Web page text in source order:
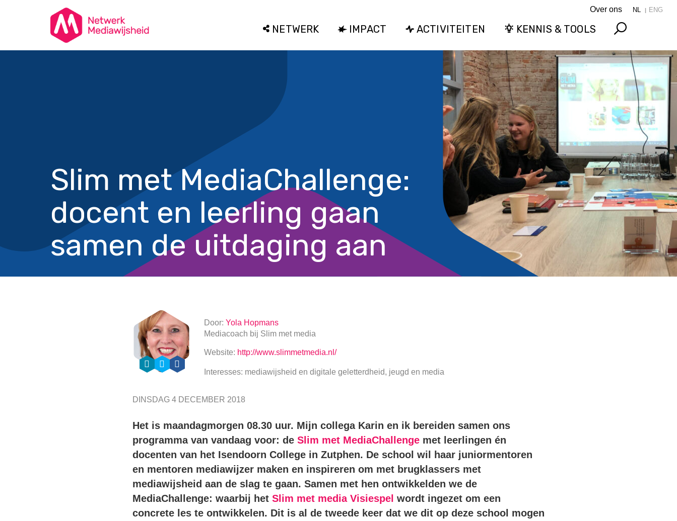
Over ons NL ENG
NETWERK IMPACT ACTIVITEITEN KENNIS & TOOLS
Search
Slim met MediaChallenge:
docent en leerling gaan
samen de uitdaging aan
Door: Yola Hopmans
Mediacoach bij Slim met media
Website: http://www.slimmetmedia.nl/
Interesses: mediawijsheid en digitale geletterdheid, jeugd en media
DINSDAG 4 DECEMBER 2018
Het is maandagmorgen 08.30 uur. Mijn collega Karin en ik bereiden samen ons
programma van vandaag voor: de Slim met MediaChallengemet leerlingen én
docenten van het Isendoorn College in Zutphen. De school wil haar juniormentoren
en mentoren mediawijzer maken en inspireren om met brugklassers met
mediawijsheid aan de slag te gaan. Samen met hen ontwikkelden we de
MediaChallenge: waarbij het Slim met media Visiespel wordt ingezet om een
concrete les te ontwikkelen. Dit is al de tweede keer dat we dit op deze school mogen